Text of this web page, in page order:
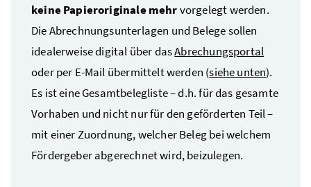
keine Papieroriginale mehrvorgelegt werden.
Die Abrechnungsunterlagen und Belege sollen
idealerweise digital über dasAbrechungsportal
oder per E-Mail übermittelt werden (siehe unten).
Es ist eine Gesamtbelegliste – d.h. für das gesamte
Vorhaben und nicht nur für den geförderten Teil –
mit einer Zuordnung, welcher Beleg bei welchem
Fördergeber abgerechnet wird, beizulegen.